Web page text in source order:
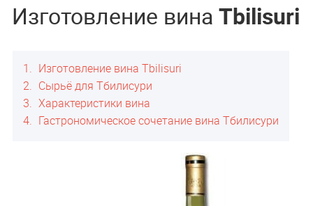
Изготовление винаTbilisuri
1
Изготовление вина Tbilisuri
2
Сырьё для Тбилисури
3
Характеристики вина
4
Гастрономическое сочетание вина Тбилисури